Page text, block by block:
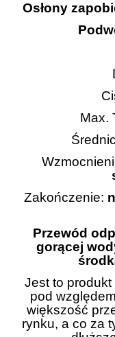
Osłony
Max.
Zakończenie:
Przewód
gorącej
Jest to
pod
większość
rynku, a co za